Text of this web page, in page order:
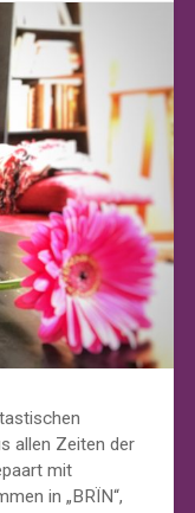
allen Zeiten der
mit
in „BRÏN“,